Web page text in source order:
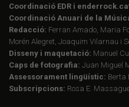
Coordinació EDR i
Coordinació Anuari de la
Redacció: Ferran Amado, Maria
Morén Alegret, Joaquim Vilarnau i
Disseny i maquetació: Manuel
Caps de fotografia: Juan Miguel
Assessorament lingüístic: Berta
Subscripcions: Rosa E.